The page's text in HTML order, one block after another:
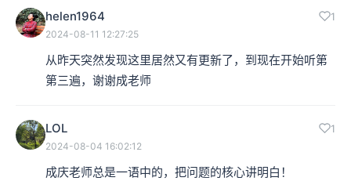
helen1964 1
2024-08-11 12:27:25
从昨天突然发现这里居然又有更新了，到现在开始听第
第三遍，谢谢成老师
LOL 1
2024-08-04 16:02:12
成庆老师总是一语中的，把问题的核心讲明白！